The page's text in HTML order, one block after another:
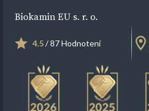
Biokamin EU s. r. o.
4.5/ 87 Hodnotení